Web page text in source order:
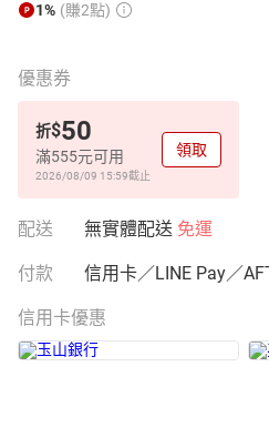
1% (賺2點)
優惠券
折$50
滿555元可用
2026/08/09 15:59截止
領取
配送 無實體配送 免運
付款 信用卡／LINE Pay／
信用卡優惠